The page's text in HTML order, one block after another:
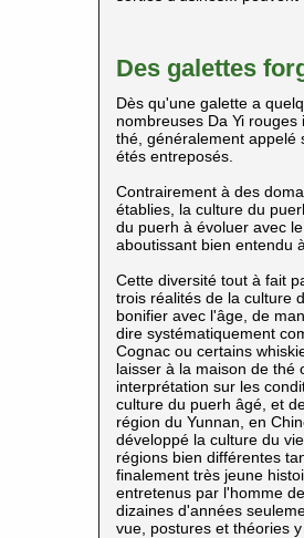
Des galettes
Dès qu'une galette a
nombreuses Da Yi
thé, généralement appelé
étés entreposés.
Contrairement à des
établies, la culture du
du puerh à évoluer avec
aboutissant bien entendu
Cette diversité tout à fait
trois réalités de la culture
bonifier avec l'âge, de
dire systématiquement
Cognac ou certains
laisser à la maison de thé
interprétation sur les
culture du puerh âgé, et
région du Yunnan, en
développé la culture du
régions bien différentes
finalement très jeune
entretenus par l'homme
dizaines d'années
vue, postures et théories